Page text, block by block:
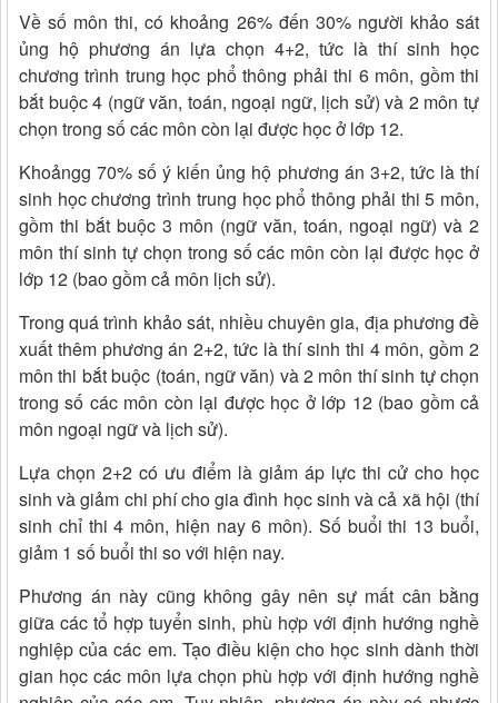
Về số môn thi, có khoảng 26% đến 30% người khảo sát
ủng hộ phương án lựa chọn 4+2, tức là thí sinh học
chương trình trung học phổ thông phải thi 6 môn, gồm thi
bắt buộc 4 (ngữ văn, toán, ngoại ngữ, lịch sử) và 2 môn tự
chọn trong số các môn còn lại được học ở lớp 12.
Khoảngg 70% số ý kiến ủng hộ phương án 3+2, tức là thí
sinh học chương trình trung học phổ thông phải thi 5 môn,
gồm thi bắt buộc 3 môn (ngữ văn, toán, ngoại ngữ) và 2
môn thí sinh tự chọn trong số các môn còn lại được học ở
lớp 12 (bao gồm cả môn lịch sử).
Trong quá trình khảo sát, nhiều chuyên gia, địa phương đề
xuất thêm phương án 2+2, tức là thí sinh thi 4 môn, gồm 2
môn thi bắt buộc (toán, ngữ văn) và 2 môn thí sinh tự chọn
trong số các môn còn lại được học ở lớp 12 (bao gồm cả
môn ngoại ngữ và lịch sử).
Lựa chọn 2+2 có ưu điểm là giảm áp lực thi cử cho học
sinh và giảm chi phí cho gia đình học sinh và cả xã hội (thí
sinh chỉ thi 4 môn, hiện nay 6 môn). Số buổi thi 13 buổi,
giảm 1 số buổi thi so với hiện nay.
Phương án này cũng không gây nên sự mất cân bằng
giữa các tổ hợp tuyển sinh, phù hợp với định hướng nghề
nghiệp của các em. Tạo điều kiện cho học sinh dành thời
gian học các môn lựa chọn phù hợp với định hướng nghề